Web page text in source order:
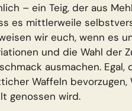
– ein Teig, der aus
es mittlerweile
wir euch, wenn es
und die Wahl der
ausmachen.
Waffeln
genossen wird.